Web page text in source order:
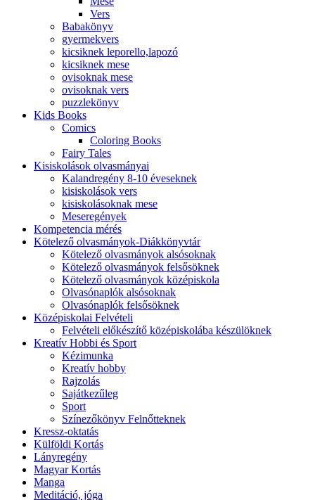
Vers
Babakönyv
gyermekvers
kicsiknek leporello,lapozó
kicsiknek mese
ovisoknak mese
ovisoknak vers
puzzlekönyv
Kids Books
Comics
Coloring Books
Fairy Tales
Kisiskolások olvasmányai
Kalandregény 8-10 éveseknek
kisiskolások vers
kisiskolásoknak mese
Meseregények
Kompetencia mérés
Kötelező olvasmányok-Diákkönyvtár
Kötelező olvasmányok alsósoknak
Kötelező olvasmányok felsősöknek
Kötelező olvasmányok középiskola
Olvasónaplók alsósoknak
Olvasónaplók felsősöknek
Középiskolai Felvételi
Felvételi előkészítő középiskolába készülöknek
Kreatív Hobbi és Sport
Kézimunka
Kreatív hobby
Rajzolás
Sajátkezűleg
Sport
Színezőkönyv Felnőtteknek
Kressz-oktatás
Külföldi Kortás
Lányregény
Magyar Kortás
Manga
Meditáció, jóga